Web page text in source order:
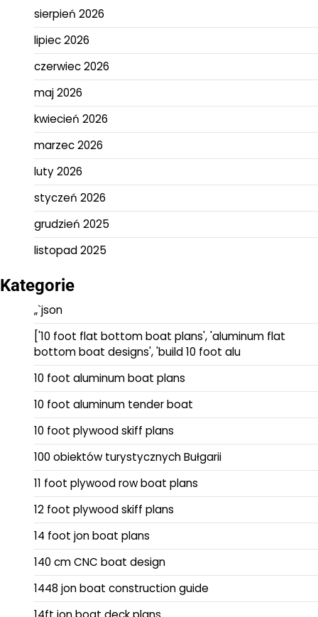
sierpień 2026
lipiec 2026
czerwiec 2026
maj 2026
kwiecień 2026
marzec 2026
luty 2026
styczeń 2026
grudzień 2025
listopad 2025
Kategorie
„`json
['10 foot flat bottom boat plans', 'aluminum flat
bottom boat designs', 'build 10 foot alu
10 foot aluminum boat plans
10 foot aluminum tender boat
10 foot plywood skiff plans
100 obiektów turystycznych Bułgarii
11 foot plywood row boat plans
12 foot plywood skiff plans
14 foot jon boat plans
140 cm CNC boat design
1448 jon boat construction guide